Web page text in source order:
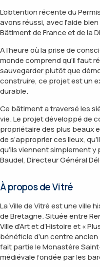
L’obtention récente du
avons réussi, avec l’aide
Bâtiment de France et de la
A l’heure où la prise de
monde comprend qu’il faut
sauvegarder plutôt que
construire, ce projet est un
durable.
Ce bâtiment a traversé les
vie. Le projet développé de
propriétaire des plus beaux
de s’approprier ces lieux,
qu’ils viennent simplement y
Baudel, Directeur Général
À propos de Vitré
La Ville de Vitré est une ville
de Bretagne. Située entre
Ville d’Art et d’Histoire et «
bénéficie d’un centre
fait partie le Monastère
médiévale fondée par les